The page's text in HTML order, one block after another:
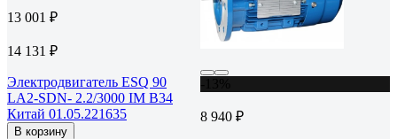
13 001 ₽
14 131 ₽
Электродвигатель ESQ 90
LA2-SDN- 2.2/3000 IM B34
Китай 01.05.221635
В корзину
8 940 ₽